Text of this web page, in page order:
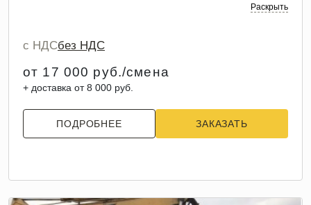
Раскрыть
с НДСбез НДС
от 17 000 руб./смена
+ доставка от 8 000 руб.
ПОДРОБНЕЕ ЗАКАЗАТЬ